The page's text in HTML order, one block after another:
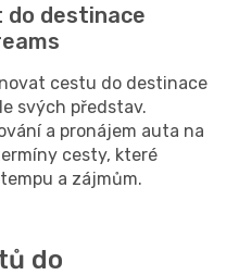
do destinace
cestu do destinace
svých představ.
a pronájem auta na
cesty, které
a zájmům.
do